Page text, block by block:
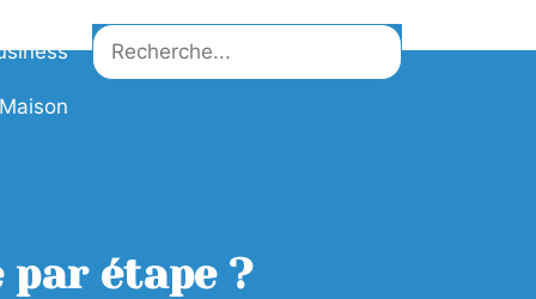
par étape ?